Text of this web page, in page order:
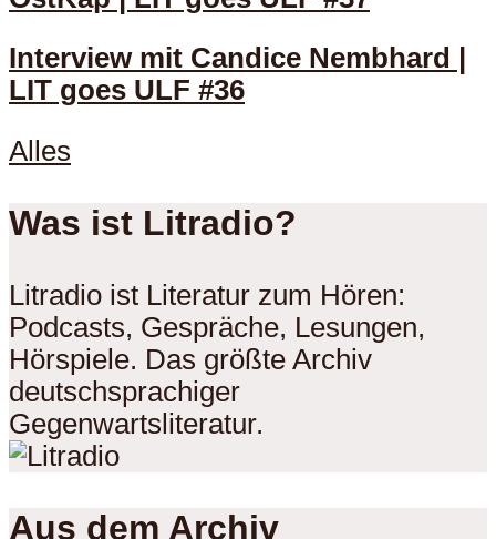
Interview mit Candice Nembhard |
LIT goes ULF #36
Alles
Was ist Litradio?
Litradio ist Literatur zum Hören:
Podcasts, Gespräche, Lesungen,
Hörspiele. Das größte Archiv
deutschsprachiger
Gegenwartsliteratur.
Aus dem Archiv